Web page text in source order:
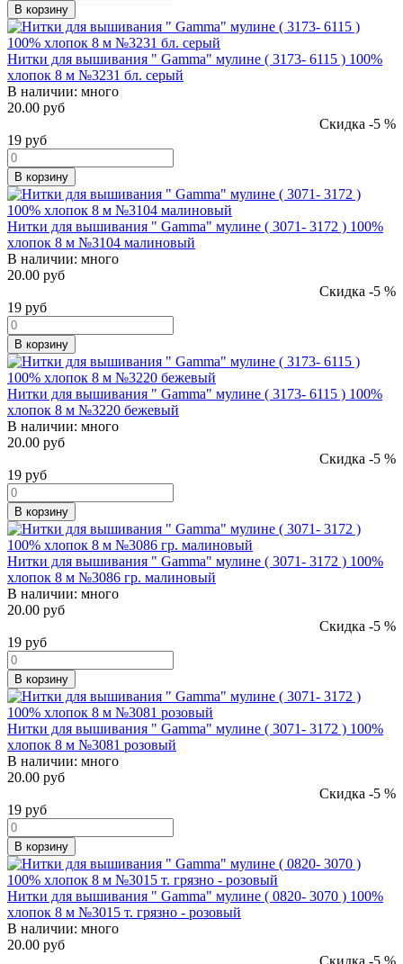
В корзину
Нитки для вышивания " Gamma" мулине ( 3173- 6115 ) 100%
хлопок 8 м №3231 бл. серый
В наличии: много
20.00 руб
Скидка -5 %
19 руб
В корзину
Нитки для вышивания " Gamma" мулине ( 3071- 3172 ) 100%
хлопок 8 м №3104 малиновый
В наличии: много
20.00 руб
Скидка -5 %
19 руб
В корзину
Нитки для вышивания " Gamma" мулине ( 3173- 6115 ) 100%
хлопок 8 м №3220 бежевый
В наличии: много
20.00 руб
Скидка -5 %
19 руб
В корзину
Нитки для вышивания " Gamma" мулине ( 3071- 3172 ) 100%
хлопок 8 м №3086 гр. малиновый
В наличии: много
20.00 руб
Скидка -5 %
19 руб
В корзину
Нитки для вышивания " Gamma" мулине ( 3071- 3172 ) 100%
хлопок 8 м №3081 розовый
В наличии: много
20.00 руб
Скидка -5 %
19 руб
В корзину
Нитки для вышивания " Gamma" мулине ( 0820- 3070 ) 100%
хлопок 8 м №3015 т. грязно - розовый
В наличии: много
20.00 руб
Скидка -5 %